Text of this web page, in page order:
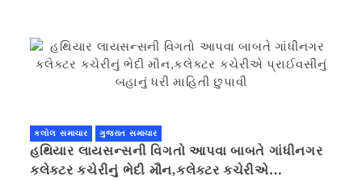
કલોલ સમાચાર ગુજરાત સમાચાર
હથિયાર લાયસન્સની વિગતો આપવા બાબતે ગાંધીનગર
કલેક્ટર કચેરીનું ભેદી મૌન,કલેક્ટર કચેરીએ